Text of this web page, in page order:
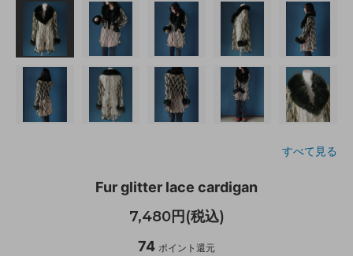
すべて見る
Fur glitter lace cardigan
7,480円(税込)
74 ポイント還元